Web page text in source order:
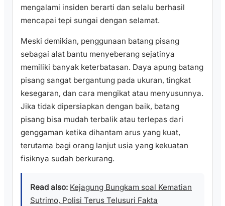
mengalami insiden berarti dan selalu berhasil
mencapai tepi sungai dengan selamat.
Meski demikian, penggunaan batang pisang
sebagai alat bantu menyeberang sejatinya
memiliki banyak keterbatasan. Daya apung batang
pisang sangat bergantung pada ukuran, tingkat
kesegaran, dan cara mengikat atau menyusunnya.
Jika tidak dipersiapkan dengan baik, batang
pisang bisa mudah terbalik atau terlepas dari
genggaman ketika dihantam arus yang kuat,
terutama bagi orang lanjut usia yang kekuatan
fisiknya sudah berkurang.
Read also: Kejagung Bungkam soal Kematian
Sutrimo, Polisi Terus Telusuri Fakta